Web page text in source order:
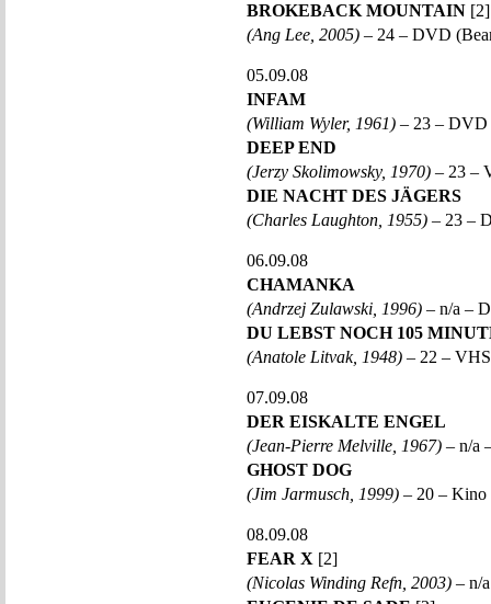
BROKEBACK MOUNTAIN [2]
(Ang Lee, 2005) – 24 – DVD
05.09.08
INFAM
(William Wyler, 1961) – 23 –
DEEP END
(Jerzy Skolimowsky, 1970) – 23 –
DIE NACHT DES JÄGERS
(Charles Laughton, 1955) – 23 –
06.09.08
CHAMANKA
(Andrzej Zulawski, 1996) – n/a –
DU LEBST NOCH 105
(Anatole Litvak, 1948) – 22 –
07.09.08
DER EISKALTE ENGEL
(Jean-Pierre Melville, 1967) – n/a
GHOST DOG
(Jim Jarmusch, 1999) – 20 – Kino
08.09.08
FEAR X [2]
(Nicolas Winding Refn, 2003) – n/